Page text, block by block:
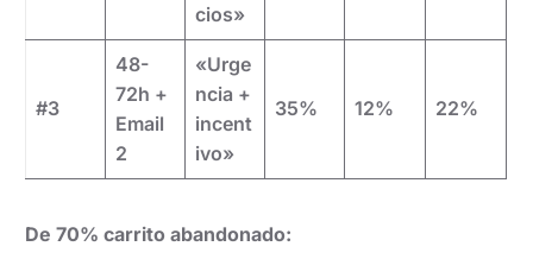
cios»
#3
48-
72h +
Email
2
«Urge
ncia +
incent
ivo»
35% 12% 22%
De 70% carrito abandonado: